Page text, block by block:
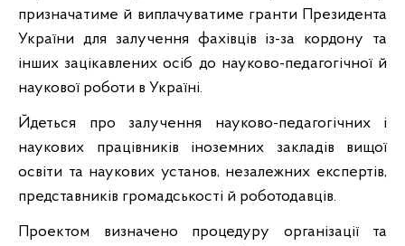
призначатиме й виплачуватиме гранти Президента
України для залучення фахівців із-за кордону та
інших зацікавлених осіб до науково-педагогічної й
наукової роботи в Україні.
Йдеться про залучення науково-педагогічних і
наукових працівників іноземних закладів вищої
освіти та наукових установ, незалежних експертів,
представників громадськості й роботодавців.
Проектом визначено процедуру організації та